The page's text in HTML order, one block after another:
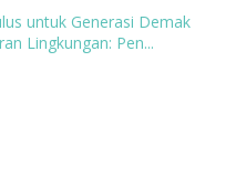
untuk Generasi Demak
Lingkungan: Pen...